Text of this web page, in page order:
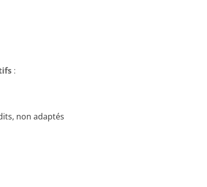
:
non adaptés